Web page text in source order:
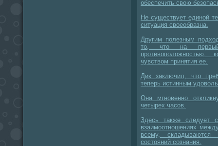
обеспечить свою
Не существует единой
ситуация своеобразна.
Другим полезным
то, что на первый
чувством принятия ее.
Дик заключил, что
теперь истинным
Она мгновенно
четырех часов.
Здесь также следует
взаимоотношениях
всему, складываются
состояний сознания.